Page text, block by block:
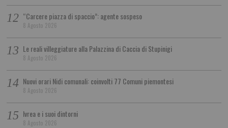
“Carcere piazza di spaccio”: agente sospeso
8 Agosto 2026
Le reali villeggiature alla Palazzina di Caccia di Stupinigi
8 Agosto 2026
Nuovi orari Nidi comunali: coinvolti 77 Comuni piemontesi
8 Agosto 2026
Ivrea e i suoi dintorni
8 Agosto 2026